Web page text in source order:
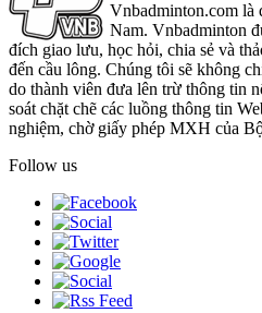
Vnbadminton.com là
Nam. Vnbadminton
đích giao lưu, học hỏi, chia sẻ và
đến cầu lông. Chúng tôi sẽ không
do thành viên đưa lên trừ thông tin
soát chặt chẽ các luồng thông tin
nghiệm, chờ giấy phép MXH của
Follow us